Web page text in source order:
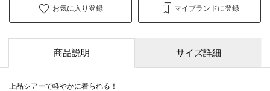
お気に入り登録 マイブランドに登録
商品説明 サイズ詳細
上品シアーで軽やかに着られる！